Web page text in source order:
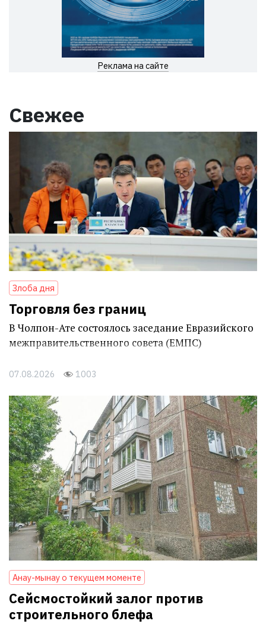
Реклама на сайте
Свежее
Злоба дня
Торговля без границ
В Чолпон-Ате состоялось заседание Евразийского
межправительственного совета (ЕМПС)
07.08.2026 1003
Анау-мынау о текущем моменте
Сейсмостойкий залог против
строительного блефа